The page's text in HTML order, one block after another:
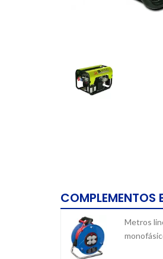
COMPLEMENTOS
Metros